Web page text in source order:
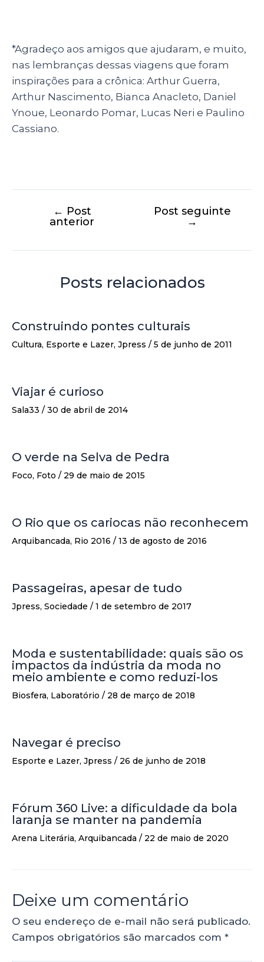
*Agradeço aos amigos que ajudaram, e muito,
nas lembranças dessas viagens que foram
inspirações para a crônica: Arthur Guerra,
Arthur Nascimento, Bianca Anacleto, Daniel
Ynoue, Leonardo Pomar, Lucas Neri e Paulino
Cassiano.
← Post
anterior
Post seguinte
→
Posts relacionados
Construindo pontes culturais
Cultura, Esporte e Lazer, Jpress / 5 de junho de 2011
Viajar é curioso
Sala33 / 30 de abril de 2014
O verde na Selva de Pedra
Foco, Foto / 29 de maio de 2015
O Rio que os cariocas não reconhecem
Arquibancada, Rio 2016 / 13 de agosto de 2016
Passageiras, apesar de tudo
Jpress, Sociedade / 1 de setembro de 2017
Moda e sustentabilidade: quais são os
impactos da indústria da moda no
meio ambiente e como reduzi-los
Biosfera, Laboratório / 28 de março de 2018
Navegar é preciso
Esporte e Lazer, Jpress / 26 de junho de 2018
Fórum 360 Live: a dificuldade da bola
laranja se manter na pandemia
Arena Literária, Arquibancada / 22 de maio de 2020
Deixe um comentário
O seu endereço de e-mail não será publicado.
Campos obrigatórios são marcados com *